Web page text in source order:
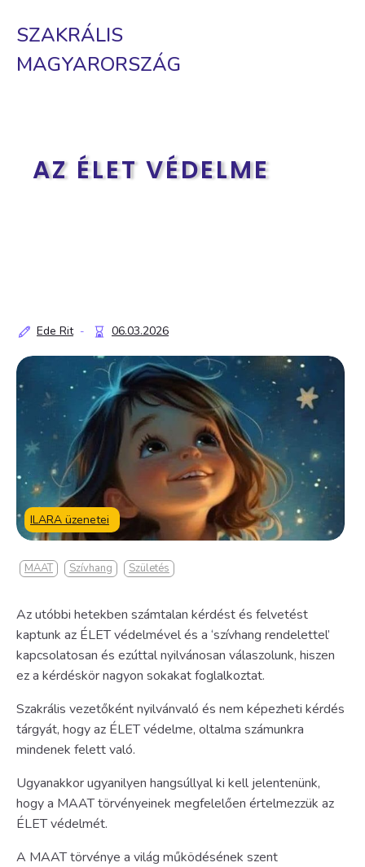
SZAKRÁLIS
MAGYARORSZÁG
AZ ÉLET VÉDELME
Ede Rit - 06.03.2026
ILARA üzenetei
MAAT Szívhang Születés
Az utóbbi hetekben számtalan kérdést és felvetést
kaptunk az ÉLET védelmével és a ‘szívhang rendelettel’
kapcsolatosan és ezúttal nyilvánosan válaszolunk, hiszen
ez a kérdéskör nagyon sokakat foglalkoztat.
Szakrális vezetőként nyilvánvaló és nem képezheti kérdés
tárgyát, hogy az ÉLET védelme, oltalma számunkra
mindenek felett való.
Ugyanakkor ugyanilyen hangsúllyal ki kell jelentenünk,
hogy a MAAT törvényeinek megfelelően értelmezzük az
ÉLET védelmét.
A MAAT törvénye a világ működésének szent